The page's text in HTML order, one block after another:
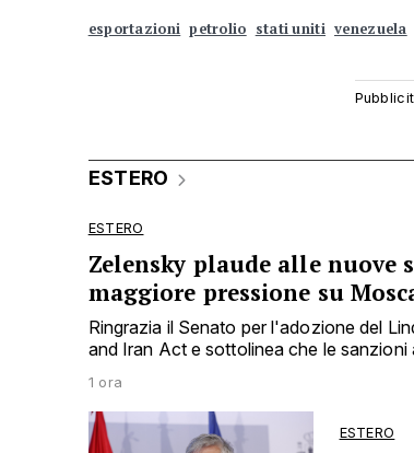
esportazioni petrolio stati uniti venezuela
ESTERO
ESTERO
Zelensky plaude alle nuove
maggiore pressione su
Ringrazia il Senato per l'adozione del
and Iran Act e sottolinea che le
1 ora
ESTERO